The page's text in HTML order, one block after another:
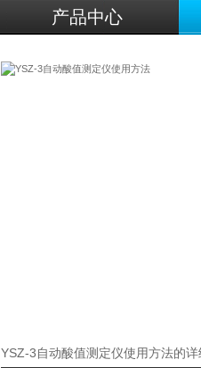
产品中心
YSZ-3自动酸值测定仪使用方法的